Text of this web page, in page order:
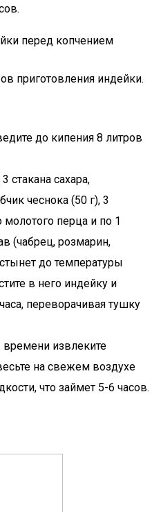
перед копчением
приготовления индейки.
до кипения 8 литров
стакана сахара,
чеснока (50 г), 3
перца и по 1
(чабрец, розмарин,
до температуры
в него индейку и
переворачивая тушку
времени извлеките
на свежем воздухе
что займет 5-6 часов.